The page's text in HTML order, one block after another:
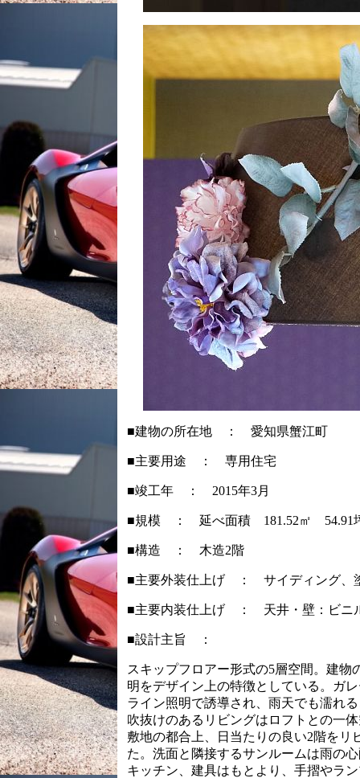
■建物の所在地 ： 愛知県蟹江町
■主要用途 ： 専用住宅
■竣工年 ： 2015年3月
■規模 ： 延べ面積 181.52㎡ 54.91
■構造 ： 木造2階
■主要外装仕上げ ： サイディング、
■主要内装仕上げ ： 天井・壁：ビニ
■設計主旨 ：
スキップフロアー形式の5層空間。建
明をデザイン上の特徴としている。ガ
ライン照明で誘導され、雨天でも濡れ
吹抜けのあるリビングはロフトとの一
敷地の都合上、日当たりの良い2階を
た。洗面と隣接するサンルームは雨の
キッチン、建具はもとより、手摺やラ